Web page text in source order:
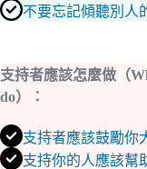
不要忘記傾聽別人
支持者應該怎麼做（
do）：
支持者應該鼓勵你
支持你的人應該幫